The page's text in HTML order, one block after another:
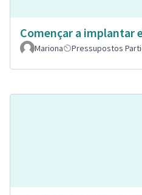
Començar a implantar
Mariona
Pressupostos